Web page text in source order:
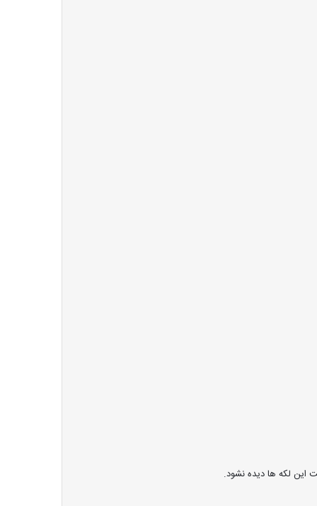
لکه ها دیده نشود.